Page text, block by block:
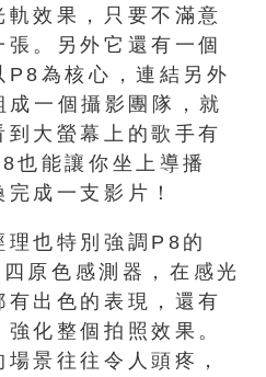
軌效果，只要不滿意
。另外它還有一個
P8為核心，連結另外
一個攝影團隊，就
大螢幕上的歌手有
也能讓你坐上導播
成一支影片！
理也特別強調P8的
原色感測器，在感光
出色的表現，還有
化整個拍照效果。
景往往令人頭疼，